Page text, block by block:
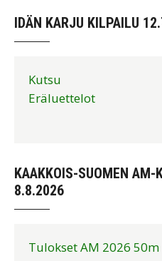
IDÄN KARJU KILPAILU
Kutsu
Eräluettelot
KAAKKOIS-SUOMEN
8.8.2026
Tulokset AM 2026